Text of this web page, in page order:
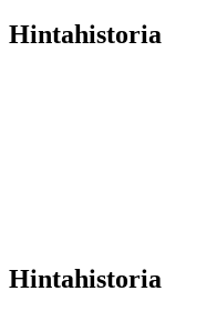
Hintahistoria
Hintahistoria